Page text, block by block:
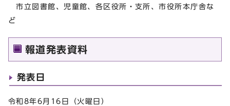
市立図書館、児童館、各区役所・支所、市役所本庁舎な
ど
報道発表資料
発表日
令和8年6月16日（火曜日）